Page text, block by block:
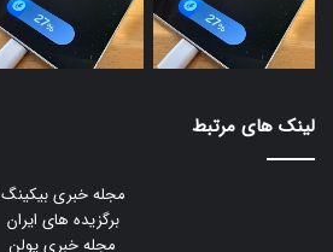
لینک های مرتبط
مجله خبری بیکینگ
برگزیده های ایران
مجله خبری یولن